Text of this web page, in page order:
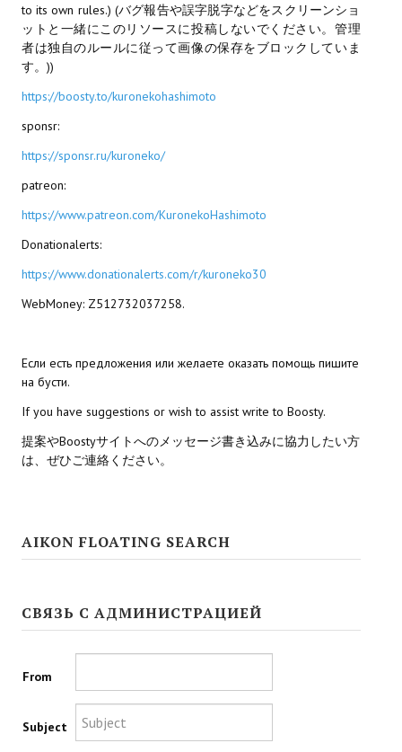
Патчи
Mass Effect 2
Mass Effect 3
Моды
Divinity Original Sin Enhanced Edition
Dragon Age 2
Dragon Age: Inquisition
Fallout 3
Kingdoms of Amalur: Reckoning
Mass Effect Andromeda
Neverwinter Nights 1
Star Wars Jedi Knight: Dark Force II
Star Wars Knights of the Old Republic 2
Titan Quest Immortal Throne
to its own rules.) (バグ報告や誤字脱字などをスクリーンショ
ットと一緒にこのリソースに投稿しないでください。管理
者は独自のルールに従って画像の保存をブロックしていま
す。))
https://boosty.to/kuronekohashimoto
sponsr:
https://sponsr.ru/kuroneko/
patreon:
https://www.patreon.com/KuronekoHashimoto
Donationalerts:
https://www.donationalerts.com/r/kuroneko30
WebMoney: Z512732037258.
Если есть предложения или желаете оказать помощь пишите
на бусти.
If you have suggestions or wish to assist write to Boosty.
提案やBoostyサイトへのメッセージ書き込みに協力したい方
は、ぜひご連絡ください。
AIKON FLOATING SEARCH
СВЯЗЬ С АДМИНИСТРАЦИЕЙ
From
Subject